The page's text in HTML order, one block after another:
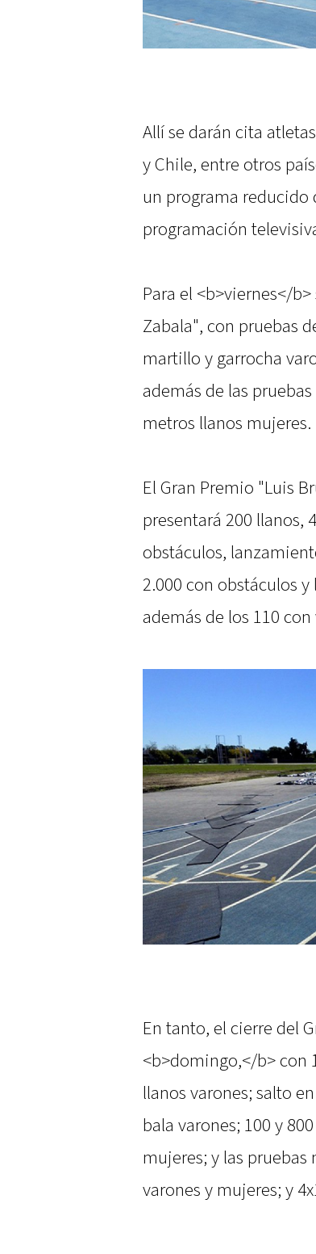
Allí se darán cita
y Chile, entre otros
un programa reducido
programación
Para el <b>viernes</
Zabala", con pruebas
martillo y garrocha
además de las
metros llanos mujeres.
El Gran Premio "Luis
presentará 200 llanos,
obstáculos,
2.000 con obstáculos
además de los 110
En tanto, el cierre del
<b>domingo,</b> con
llanos varones; salto
bala varones; 100 y
mujeres; y las pruebas
varones y mujeres; y